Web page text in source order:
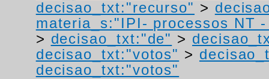
decisao_txt:"recurso" >
materia_s:"IPI- processos NT
> decisao_txt:"de" >
decisao_txt:"votos" >
decisao_txt:"votos"